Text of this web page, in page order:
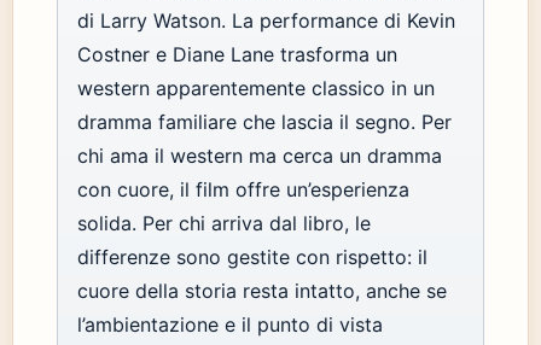
di Larry Watson. La performance di Kevin
Costner e Diane Lane trasforma un
western apparentemente classico in un
dramma familiare che lascia il segno. Per
chi ama il western ma cerca un dramma
con cuore, il film offre un’esperienza
solida. Per chi arriva dal libro, le
differenze sono gestite con rispetto: il
cuore della storia resta intatto, anche se
l’ambientazione e il punto di vista